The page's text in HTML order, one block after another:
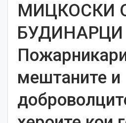
МИЦКОСКИ
БУДИНАРЦИ
мештаните и